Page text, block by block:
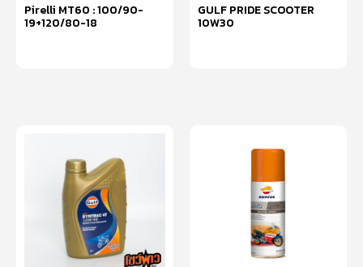
Pirelli MT60 : 100/90-
19+120/80-18
GULF PRIDE SCOOTER
10W30